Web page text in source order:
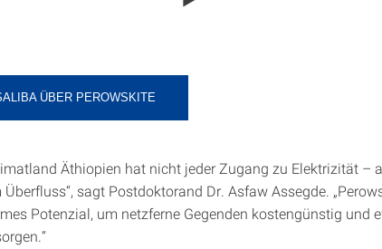
ÜBER PEROWSKITE
Äthiopien hat nicht jeder Zugang zu Elektrizität –
sagt Postdoktorand Dr. Asfaw Assegde.
Potenzial, um netzferne Gegenden kostengünstig und